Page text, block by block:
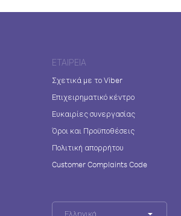
ΕΤΑΙΡΕΊΑ
Σχετικά με το Viber
Επιχειρηματικό κέντρο
Ευκαιρίες συνεργασίας
Όροι και Προϋποθέσεις
Πολιτική απορρήτου
Customer Complaints Code
Ελληνικά